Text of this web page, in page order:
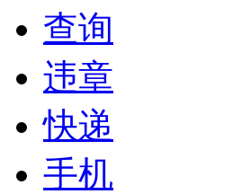
查询
违章
快递
手机